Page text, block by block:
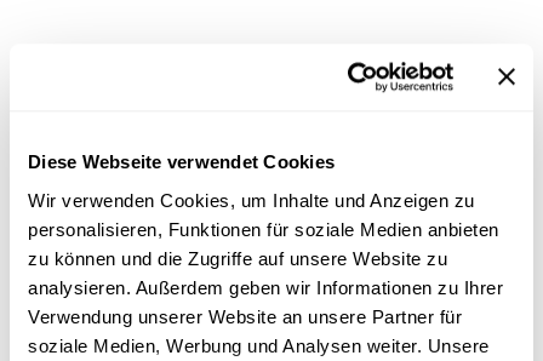
Diese Webseite verwendet Cookies
Wir verwenden Cookies, um Inhalte und Anzeigen zu
personalisieren, Funktionen für soziale Medien anbieten
zu können und die Zugriffe auf unsere Website zu
analysieren. Außerdem geben wir Informationen zu Ihrer
Verwendung unserer Website an unsere Partner für
soziale Medien, Werbung und Analysen weiter. Unsere
Download
Metadaten